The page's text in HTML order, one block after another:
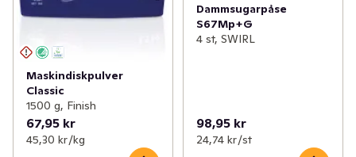
Maskindiskpulver
Classic
1500 g, Finish
67,95 kr
45,30 kr /kg
Dammsugarpåse
S67Mp+G
4 st, SWIRL
98,95 kr
24,74 kr /st